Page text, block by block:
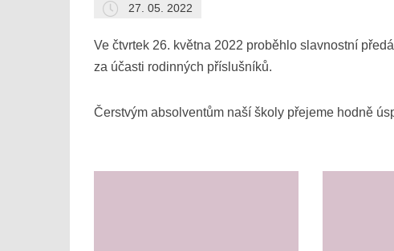
27. 05. 2022
Ve čtvrtek 26. května 2022 proběhlo slavnostní
za účasti rodinných příslušníků.
Čerstvým absolventům naší školy přejeme hodně